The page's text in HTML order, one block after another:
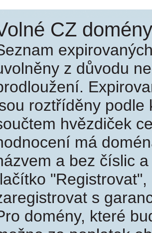
CZ
z důvodu
roztříděny podle
hvězdiček
má
a bez číslic
s
domény, které